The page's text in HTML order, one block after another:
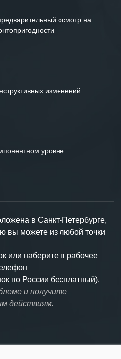
осмотр на
изменений
уровне
в Санкт-Петербурге,
вы можете из любой точки
или наберите в рабочее
по России бесплатный).
и получите
действиям.